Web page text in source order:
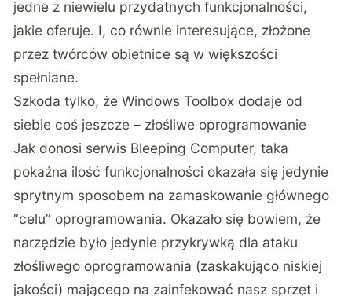
jedne z niewielu przydatnych funkcjonalności,
jakie oferuje. I, co równie interesujące, złożone
przez twórców obietnice są w większości
spełniane.
Szkoda tylko, że Windows Toolbox dodaje od
siebie coś jeszcze – złośliwe oprogramowanie
Jak donosi serwis Bleeping Computer, taka
pokaźna ilość funkcjonalności okazała się jedynie
sprytnym sposobem na zamaskowanie głównego
“celu” oprogramowania. Okazało się bowiem, że
narzędzie było jedynie przykrywką dla ataku
złośliwego oprogramowania (zaskakująco niskiej
jakości) mającego na zainfekować nasz sprzęt i